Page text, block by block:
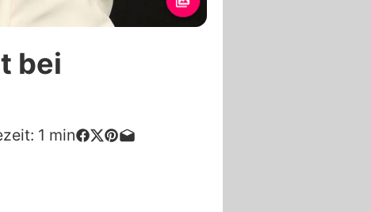
bei
1 min